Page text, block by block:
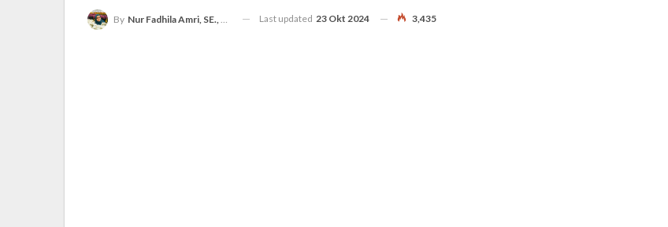
By Nur Fadhila Amri, SE., Ak., M.Si Last updated 23 Okt 2024 3,435